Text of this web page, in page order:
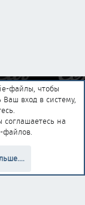
R
файлы, чтобы
вход в систему,
соглашаетесь на
файлов.